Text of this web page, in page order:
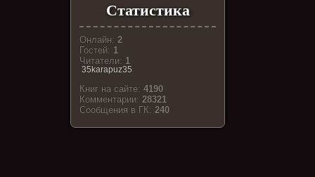
Статистика
Онлайн:2
Гостей: 1
Читатели: 1
35karapuz35
Книг на сайте:4190
Комментарии:28321
Cообщения в ГК:240